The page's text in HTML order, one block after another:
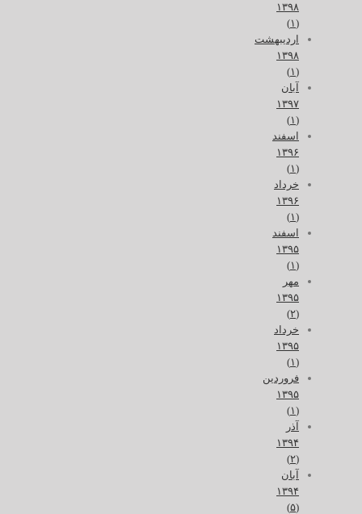
۱۳۹۸
(۱)
اردیبهشت
۱۳۹۸
(۱)
آبان
۱۳۹۷
(۱)
اسفند
۱۳۹۶
(۱)
خرداد
۱۳۹۶
(۱)
اسفند
۱۳۹۵
(۱)
مهر
۱۳۹۵
(۲)
خرداد
۱۳۹۵
(۱)
فروردین
۱۳۹۵
(۱)
آذر
۱۳۹۴
(۲)
آبان
۱۳۹۴
(۵)